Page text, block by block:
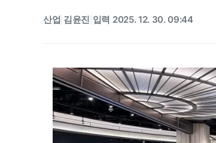
산업 김윤진 입력 2025. 12. 30. 09:44